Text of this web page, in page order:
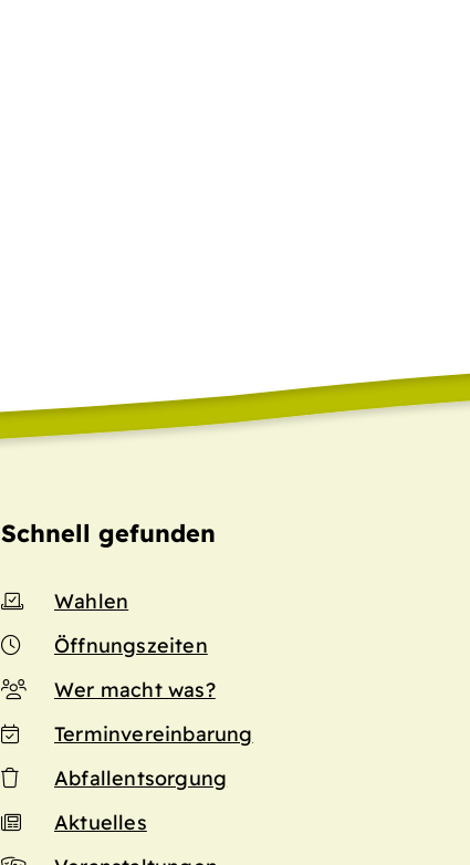
Schnell gefunden
Wahlen
Öffnungszeiten
Wer macht was?
Terminvereinbarung
Abfallentsorgung
Aktuelles